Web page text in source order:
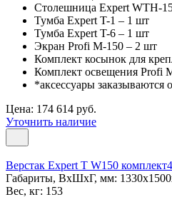
Столешница Expert WTН-
Тумба Expert T-1 – 1 шт
Тумба Expert T-6 – 1 шт
Экран Profi M-150 – 2 шт
Комплект косынок для
Комплект освещения Profi
*аксессуары заказываются
Цена: 174 614 руб.
Уточнить наличие
Верстак Expert T W150
Габариты, ВxШxГ, мм:
Вес, кг: 153